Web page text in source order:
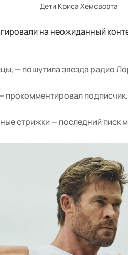
Дети Криса Хемсворта
на неожиданный
— пошутила звезда радио
прокомментировал подписчик.
стрижки — последний писк